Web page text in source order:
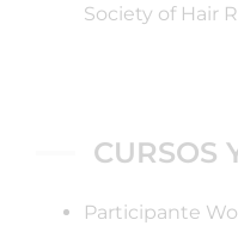
Society of Hair
CURSOS
Participante